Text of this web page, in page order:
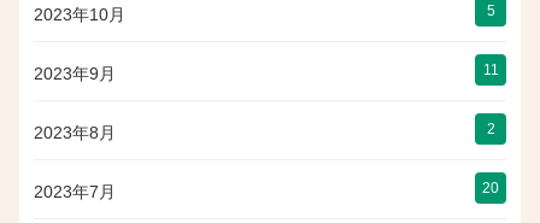
2023年10月 5
2023年9月 11
2023年8月 2
2023年7月 20